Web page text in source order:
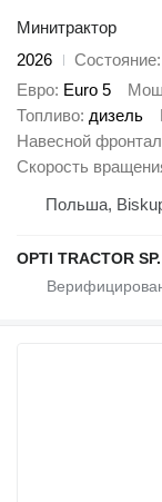
Минитрактор
2026
Состояние
Евро Euro 5
Топливо дизель
Навесной
Скорость
Польша,
OPTI TRACTOR